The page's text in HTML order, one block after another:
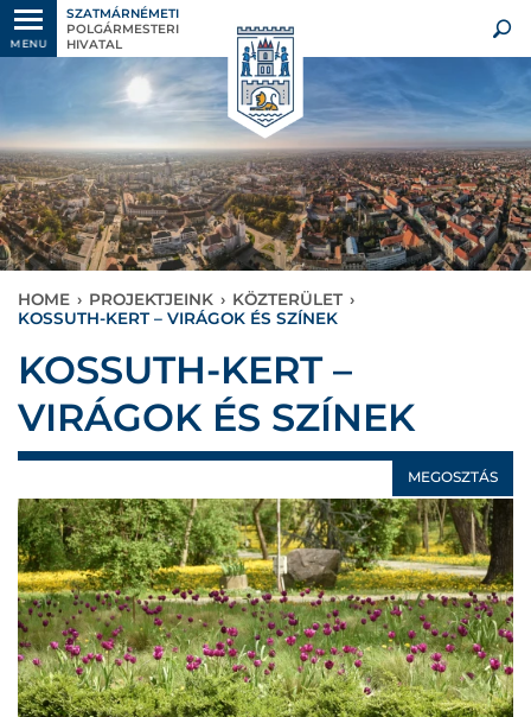
MENU
SZATMÁRNÉMETI
POLGÁRMESTERI
HIVATAL
HOME › PROJEKTJEINK › KÖZTERÜLET ›
KOSSUTH-KERT – VIRÁGOK ÉS SZÍNEK
KOSSUTH-KERT –
VIRÁGOK ÉS SZÍNEK
MEGOSZTÁS